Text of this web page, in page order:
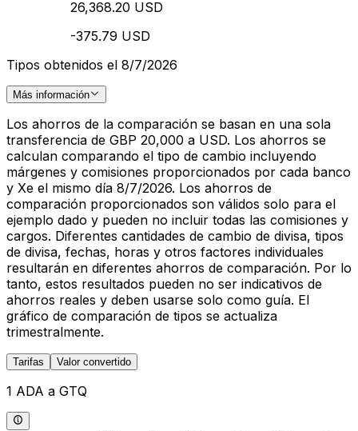
26,368.20 USD
-375.79 USD
Tipos obtenidos el 8/7/2026
Más información
Los ahorros de la comparación se basan en una sola
transferencia de GBP 20,000 a USD. Los ahorros se
calculan comparando el tipo de cambio incluyendo
márgenes y comisiones proporcionados por cada banco
y Xe el mismo día 8/7/2026. Los ahorros de
comparación proporcionados son válidos solo para el
ejemplo dado y pueden no incluir todas las comisiones y
cargos. Diferentes cantidades de cambio de divisa, tipos
de divisa, fechas, horas y otros factores individuales
resultarán en diferentes ahorros de comparación. Por lo
tanto, estos resultados pueden no ser indicativos de
ahorros reales y deben usarse solo como guía. El
gráfico de comparación de tipos se actualiza
trimestralmente.
Tarifas Valor convertido
1 ADA a GTQ